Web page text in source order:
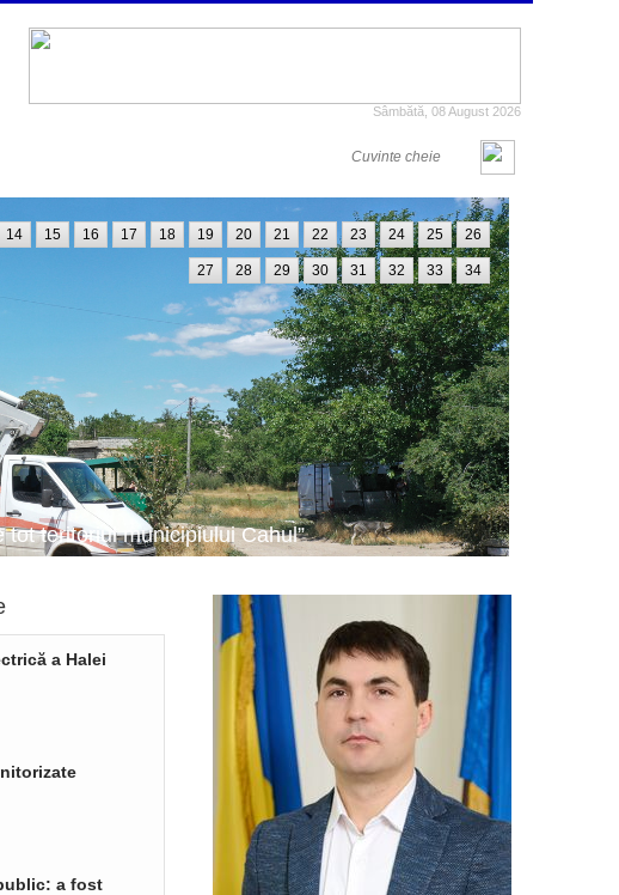
Sâmbătă, 08 August 2026
teritoriul municipiului Cahul”
14 15 16 17 18 19 20 21 22 23 24 25 26
27 28 29 30 31 32 33 34
a Halei
a fost